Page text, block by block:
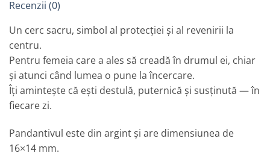
Recenzii (0)
Un cerc sacru, simbol al protecției și al revenirii la
centru.
Pentru femeia care a ales să creadă în drumul ei, chiar
și atunci când lumea o pune la încercare.
Îți amintește că ești destulă, puternică și susținută — în
fiecare zi.
Pandantivul este din argint și are dimensiunea de
16×14 mm.